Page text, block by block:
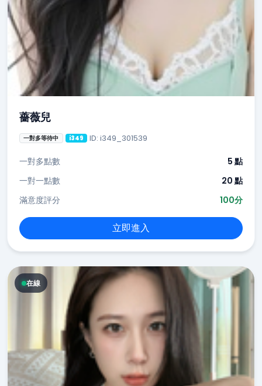
薔薇兒
一對多等待中 i349 ID: i349_301539
一對多點數
5 點
一對一點數
20 點
滿意度評分
100分
立即進入
在線